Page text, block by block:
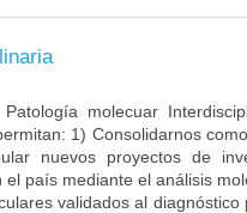
molecuar
1) Consolidarnos
nuevos proyectos de
país mediante el análisis
validados al